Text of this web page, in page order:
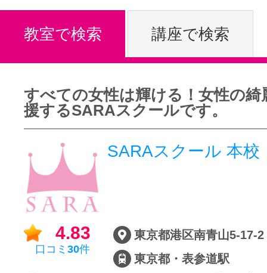
特集をみる
グッドスク
掲載のお問
教室で検索 講座で検索
すべての女性は輝ける！女性の綺
援するSARAスクールです。
SARAスクール 本校
4.83
口コミ 30件
東京都港区南青山5-17-2
東京都・表参道駅